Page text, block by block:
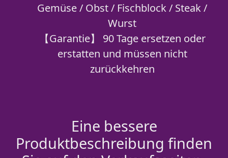
Gemüse / Obst / Fischblock / Steak /
Wurst
【Garantie】 90 Tage ersetzen oder
erstatten und müssen nicht
zurückkehren
Eine bessere
Produktbeschreibung finden